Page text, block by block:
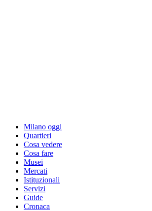
Milano oggi
Quartieri
Cosa vedere
Cosa fare
Musei
Mercati
Istituzionali
Servizi
Guide
Cronaca